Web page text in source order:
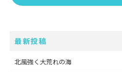
最新投稿
北風強く大荒れの海